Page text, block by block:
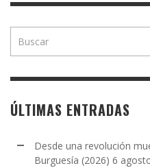
ÚLTIMAS ENTRADAS
Desde una revolución
Burguesía (2026) 6